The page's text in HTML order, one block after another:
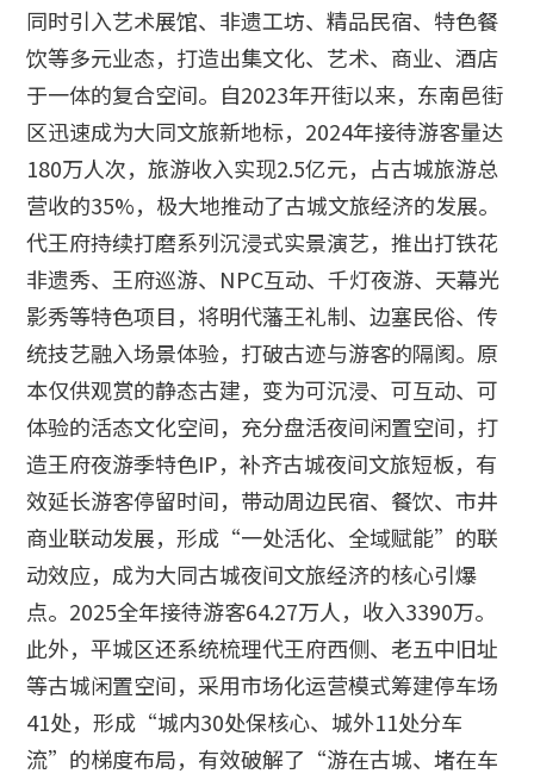
同时引入艺术展馆、非遗工坊、精品民宿、特色餐
饮等多元业态，打造出集文化、艺术、商业、酒店
于一体的复合空间。自2023年开街以来，东南邑街
区迅速成为大同文旅新地标，2024年接待游客量达
180万人次，旅游收入实现2.5亿元，占古城旅游总
营收的35%，极大地推动了古城文旅经济的发展。
代王府持续打磨系列沉浸式实景演艺，推出打铁花
非遗秀、王府巡游、NPC互动、千灯夜游、天幕光
影秀等特色项目，将明代藩王礼制、边塞民俗、传
统技艺融入场景体验，打破古迹与游客的隔阂。原
本仅供观赏的静态古建，变为可沉浸、可互动、可
体验的活态文化空间，充分盘活夜间闲置空间，打
造王府夜游季特色IP，补齐古城夜间文旅短板，有
效延长游客停留时间，带动周边民宿、餐饮、市井
商业联动发展，形成“一处活化、全域赋能”的联
动效应，成为大同古城夜间文旅经济的核心引爆
点。2025全年接待游客64.27万人，收入3390万。
此外，平城区还系统梳理代王府西侧、老五中旧址
等古城闲置空间，采用市场化运营模式筹建停车场
41处，形成“城内30处保核心、城外11处分车
流”的梯度布局，有效破解了“游在古城、堵在车